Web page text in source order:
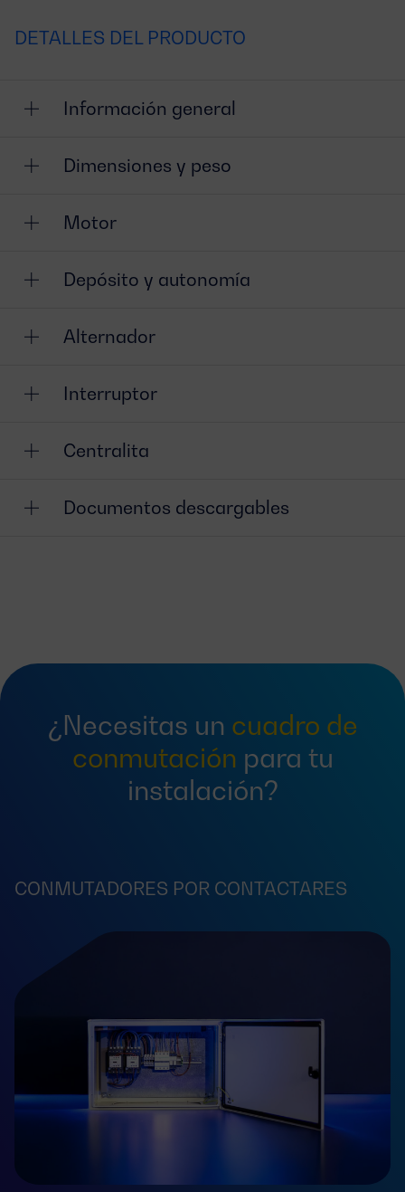
DETALLES DEL PRODUCTO
Información general
Dimensiones y peso
Motor
Depósito y autonomía
Alternador
Interruptor
Centralita
Documentos descargables
¿Necesitas un cuadro de
conmutación para tu
instalación?
CONMUTADORES POR CONTACTARES